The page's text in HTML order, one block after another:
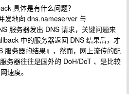
具体是有什么问题？
发地向 dns.nameserver 与
服务器发出 DNS 请求，关键问题来
中的服务器返回 DNS 结果后，才
服务器的结果』，然而，网上流传的配
务器往往是国外的 DoH/DoT 、是比较
速度。